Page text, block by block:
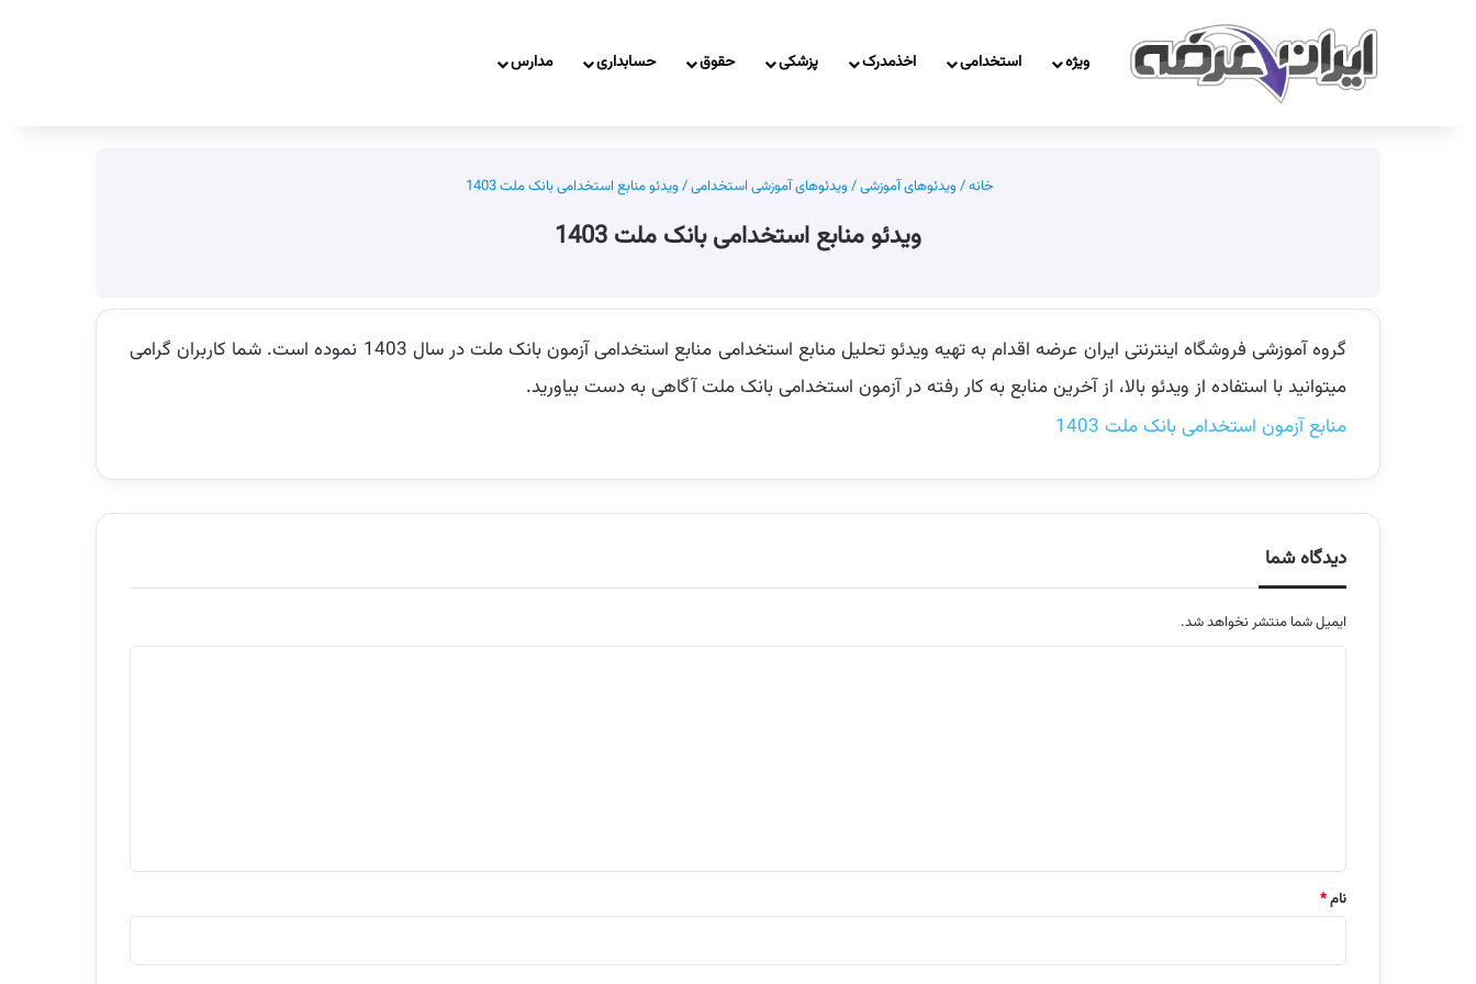
ویژه استخدامی اخذمدرک پزشکی حقوق حسابداری مدارس
خانه/ ویدئوهای آموزشی/ ویدئوهای آموزشی استخدامی/ ویدئو منابع استخدامی بانک ملت 1403
ویدئو منابع استخدامی بانک ملت 1403
گروه آموزشی فروشگاه اینترنتی ایران عرضه اقدام به تهیه ویدئو تحلیل منابع استخدامی منابع استخدامی آزمون بانک ملت در سال 1403 نموده است. شما کاربران گرامی
میتوانید با استفاده از ویدئو بالا، از آخرین منابع به کار رفته در آزمون استخدامی بانک ملت آگاهی به دست بیاورید.
منابع آزمون استخدامی بانک ملت 1403
دیدگاه شما
ایمیل شما منتشر نخواهد شد.
ا
ه
نام*